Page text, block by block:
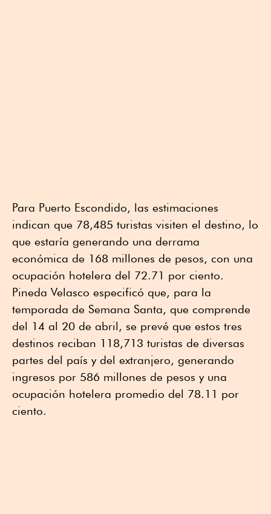
Para Puerto Escondido, las estimaciones
indican que 78,485 turistas visiten el destino, lo
que estaría generando una derrama
económica de 168 millones de pesos, con una
ocupación hotelera del 72.71 por ciento.
Pineda Velasco especificó que, para la
temporada de Semana Santa, que comprende
del 14 al 20 de abril, se prevé que estos tres
destinos reciban 118,713 turistas de diversas
partes del país y del extranjero, generando
ingresos por 586 millones de pesos y una
ocupación hotelera promedio del 78.11 por
ciento.